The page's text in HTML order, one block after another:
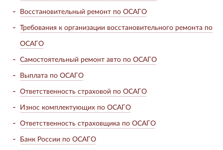
Восстановительный ремонт по ОСАГО
Требования к организации восстановительного ремонта по
ОСАГО
Самостоятельный ремонт авто по ОСАГО
Выплата по ОСАГО
Ответственность страховой по ОСАГО
Износ комплектующих по ОСАГО
Ответственность страховщика по ОСАГО
Банк России по ОСАГО